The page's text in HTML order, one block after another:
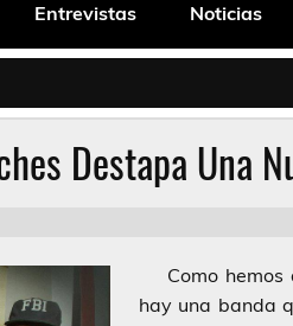
Entrevistas Noticias
Destapa Una
Como hemos
hay una banda